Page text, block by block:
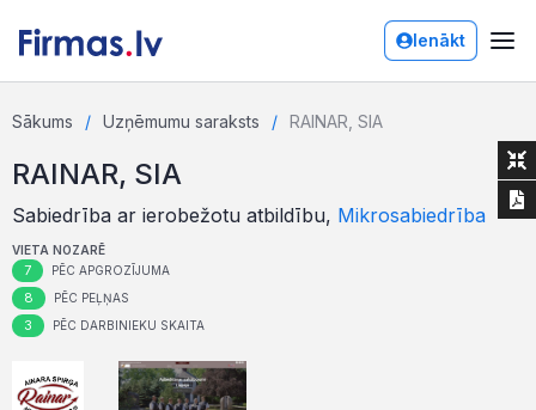
Ienākt
Sākums Uzņēmumu saraksts RAINAR, SIA
RAINAR, SIA
Sabiedrība ar ierobežotu atbildību, Mikrosabiedrība
VIETA NOZARĒ
7 PĒC APGROZĪJUMA
8 PĒC PEĻŅAS
3 PĒC DARBINIEKU SKAITA